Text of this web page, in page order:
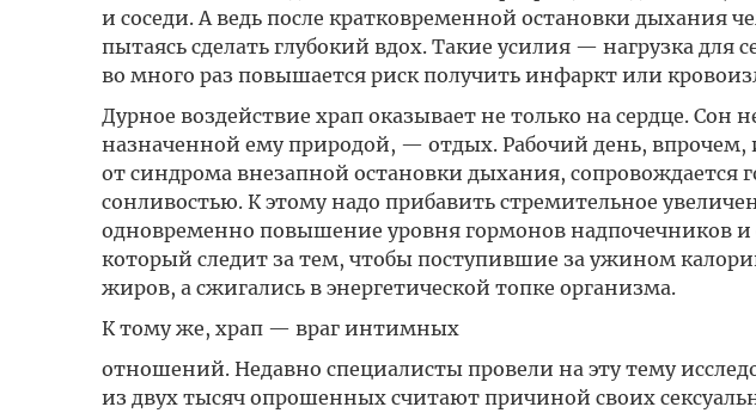
и соседи. А ведь после кратковременной остановки дыхания
пытаясь сделать глубокий вдох. Такие усилия — нагрузка для
во много раз повышается риск получить инфаркт или
Дурное воздействие храп оказывает не только на сердце.
назначенной ему природой, — отдых. Рабочий день,
от синдрома внезапной остановки дыхания, сопровождается
сонливостью. К этому надо прибавить стремительное
одновременно повышение уровня гормонов надпочечников и
который следит за тем, чтобы поступившие за ужином
жиров, а сжигались в энергетической топке организма.
К тому же, храп — враг интимных
отношений. Недавно специалисты провели на эту тему
из двух тысяч опрошенных считают причиной своих